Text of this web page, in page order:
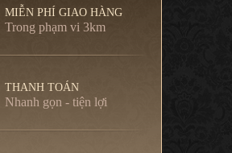
MIỄN PHÍ GIAO HÀNG
Trong phạm vi 3km
THANH TOÁN
Nhanh gọn - tiện lợi